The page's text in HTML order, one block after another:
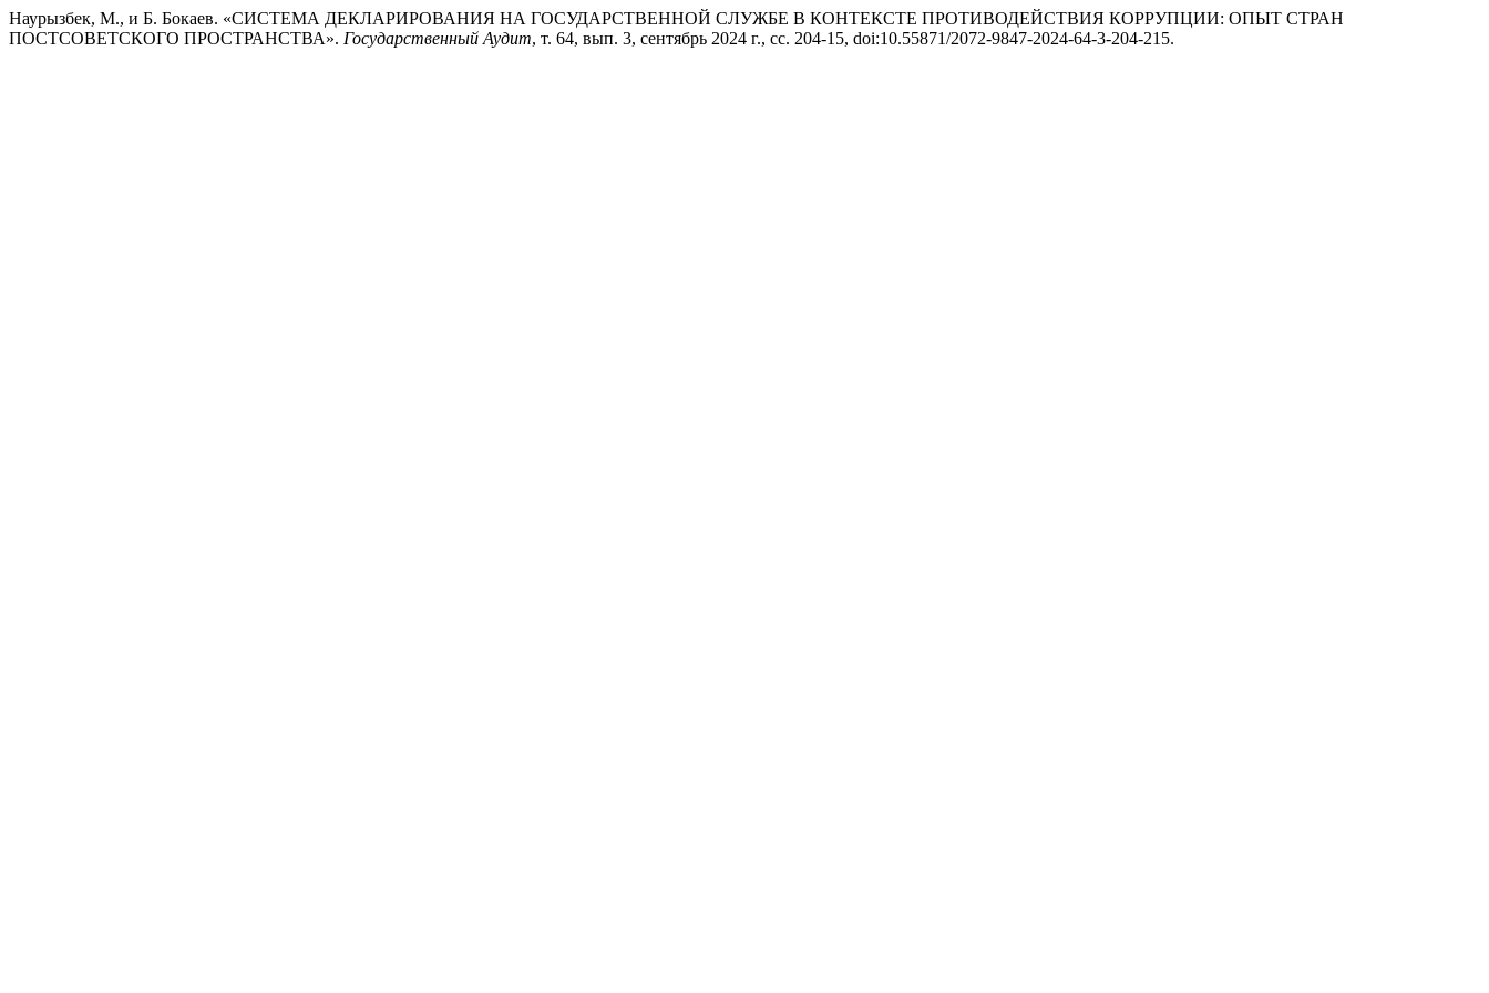
Наурызбек, М., и Б. Бокаев. «СИСТЕМА ДЕКЛАРИРОВАНИЯ НА ГОСУДАРСТВЕННОЙ СЛУЖБЕ В КОНТЕКСТЕ ПРОТИВОДЕЙСТВИЯ КОРРУПЦИИ: ОПЫТ СТРАН
ПОСТСОВЕТСКОГО ПРОСТРАНСТВА». Государственный Аудит, т. 64, вып. 3, сентябрь 2024 г., сс. 204-15, doi:10.55871/2072-9847-2024-64-3-204-215.